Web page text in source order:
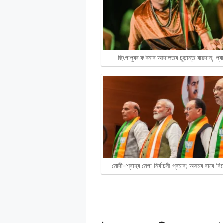
ছিংগাপুৰৰ ক'ৰনাৰ আদালতৰ চূড়ান্ত ৰায়দান;
মোদী-শ্বাহৰ মেগা নিৰ্বাচনী প্ৰচাৰ; অসমৰ বাবে